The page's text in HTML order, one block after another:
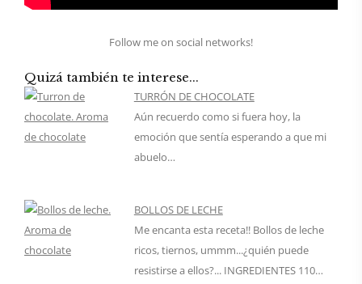
Follow me on social networks!
Quizá también te interese...
TURRÓN DE CHOCOLATE
Aún recuerdo como si fuera hoy, la
emoción que sentía esperando a que mi
abuelo…
BOLLOS DE LECHE
Me encanta esta receta!! Bollos de leche
ricos, tiernos, ummm...¿quién puede
resistirse a ellos?... INGREDIENTES 110…